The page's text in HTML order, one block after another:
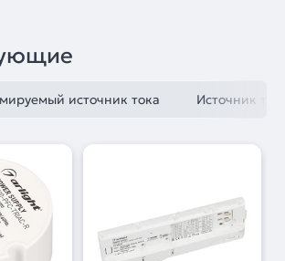
источник тока Источник